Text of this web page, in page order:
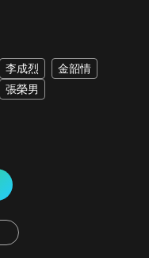
李成烈
金韶情
張榮男